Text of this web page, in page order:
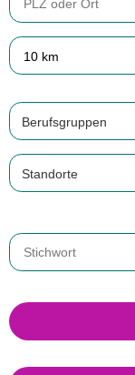
10 km
Berufsgruppen
Standorte